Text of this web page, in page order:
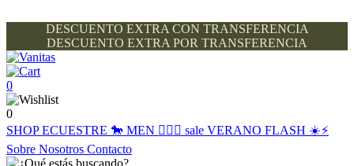
DESCUENTO EXTRA CON TRANSFERENCIA
DESCUENTO EXTRA POR TRANSFERENCIA
0
0
SHOPECUESTRE 🐎 MEN 🙋🏽‍♂️ sale VERANO FLASH ☀️⚡️
Sobre Nosotros Contacto